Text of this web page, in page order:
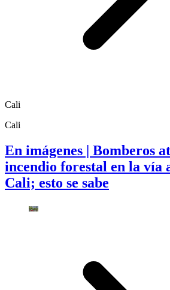
Cali
Cali
En imágenes | Bomberos
incendio forestal en la vía
Cali; esto se sabe